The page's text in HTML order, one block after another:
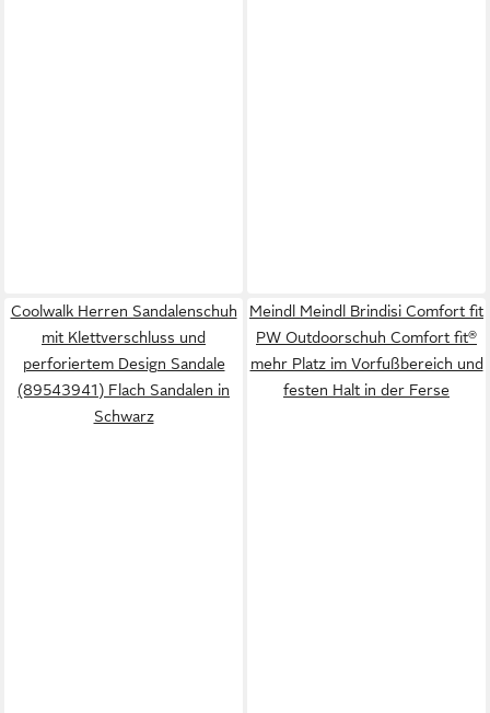
Coolwalk Herren Sandalenschuh
mit Klettverschluss und
perforiertem Design Sandale
(89543941) Flach Sandalen in
Schwarz
Meindl Meindl Brindisi Comfort fit
PW Outdoorschuh Comfort fit®
mehr Platz im Vorfußbereich und
festen Halt in der Ferse